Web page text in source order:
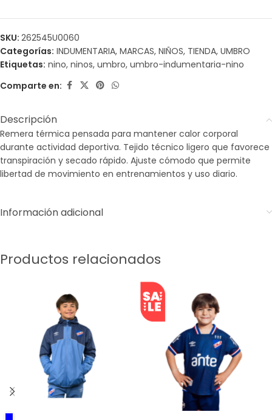
SKU: 262545U0060
Categorías: INDUMENTARIA, MARCAS, NIÑOS, TIENDA, UMBRO
Etiquetas: nino, ninos, umbro, umbro-indumentaria-nino
Comparte en:
Descripción
Remera térmica pensada para mantener calor corporal
durante actividad deportiva. Tejido técnico ligero que favorece
transpiración y secado rápido. Ajuste cómodo que permite
libertad de movimiento en entrenamientos y uso diario.
Información adicional
Productos relacionados